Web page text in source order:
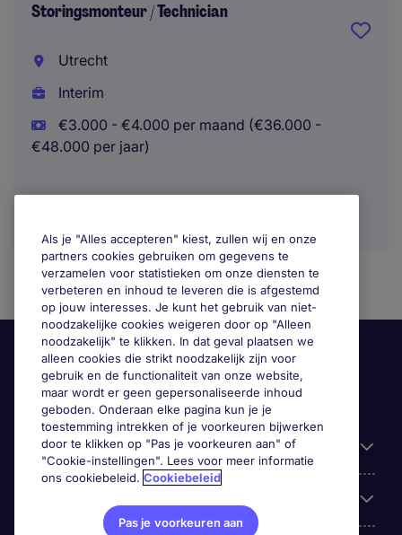
Storingsmonteur / Technician
Utrecht
Interim
€3.000 - €4.000 per maand (€36.000 -
€48.000 per jaar)
Handige informatie
Als je "Alles accepteren" kiest, zullen wij en onze
partners cookies gebruiken om gegevens te
verzamelen voor statistieken om onze diensten te
verbeteren en inhoud te leveren die is afgestemd
op jouw interesses. Je kunt het gebruik van niet-
noodzakelijke cookies weigeren door op "Alleen
noodzakelijk" te klikken. In dat geval plaatsen we
alleen cookies die strikt noodzakelijk zijn voor
gebruik en de functionaliteit van onze website,
maar wordt er geen gepersonaliseerde inhoud
geboden. Onderaan elke pagina kun je je
toestemming intrekken of je voorkeuren bijwerken
door te klikken op "Pas je voorkeuren aan" of
"Cookie-instellingen". Lees voor meer informatie
ons cookiebeleid. Cookiebeleid
Pas je voorkeuren aan